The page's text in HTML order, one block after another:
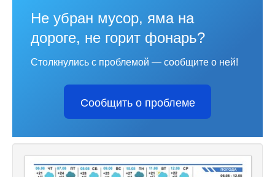
Не убран мусор, яма на
дороге, не горит фонарь?
Столкнулись с проблемой — сообщите о ней!
Сообщить о проблеме